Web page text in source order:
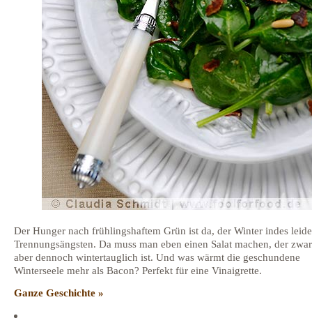
Der Hunger nach frühlingshaftem Grün ist da, der Winter indes
Trennungsängsten. Da muss man eben einen Salat machen, der
aber dennoch wintertauglich ist. Und was wärmt die geschundene
Winterseele mehr als Bacon? Perfekt für eine Vinaigrette.
Ganze Geschichte »